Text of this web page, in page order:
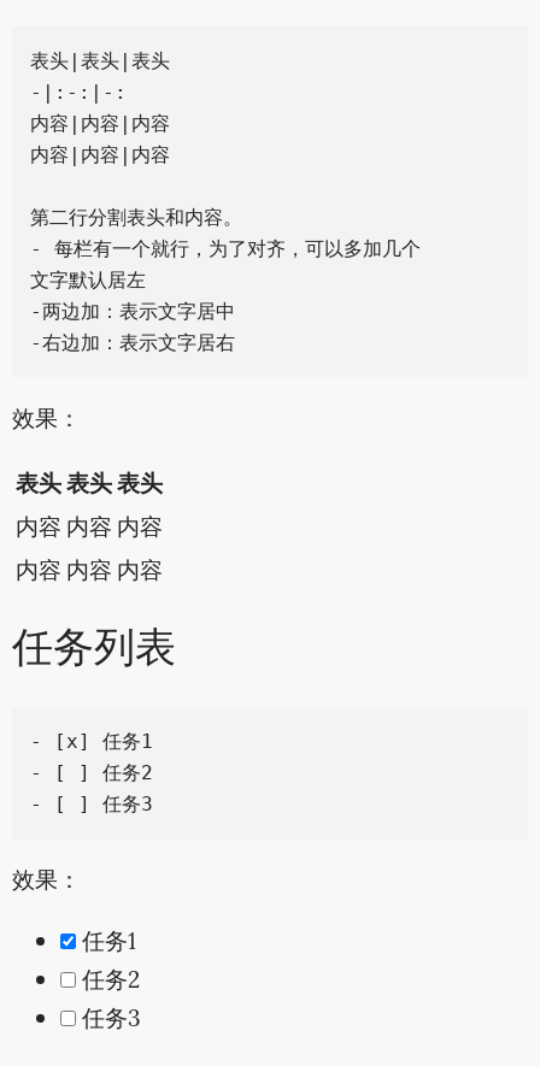
表头|表头|表头
-|:-:|-:
内容|内容|内容
内容|内容|内容
第二行分割表头和内容。
- 每栏有一个就行，为了对齐，可以多加几个
文字默认居左
-两边加：表示文字居中
效果：
表头表头表头
内容 内容 内容
内容 内容 内容
任务列表
- [x] 任务1
- [ ] 任务2
效果：
任务1
任务2
任务3